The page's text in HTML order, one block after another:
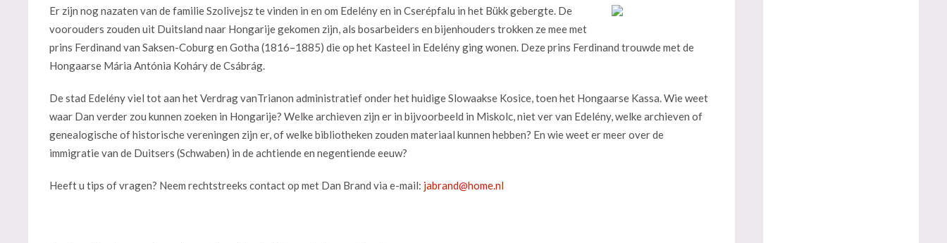
Er zijn nog nazaten van de familie Szolivejsz te vinden in en om Edelény en in Cserépfalu in het Bükk gebergte. De
voorouders zouden uit Duitsland naar Hongarije gekomen zijn, als bosarbeiders en bijenhouders trokken ze mee met
prins Ferdinand van Saksen-Coburg en Gotha (1816–1885) die op het Kasteel in Edelény ging wonen. Deze prins Ferdinand trouwde met de
Hongaarse Mária Antónia Koháry de Csábrág.
De stad Edelény viel tot aan het Verdrag vanTrianon administratief onder het huidige Slowaakse Kosice, toen het Hongaarse Kassa. Wie weet
waar Dan verder zou kunnen zoeken in Hongarije? Welke archieven zijn er in bijvoorbeeld in Miskolc, niet ver van Edelény, welke archieven of
genealogische of historische vereningen zijn er, of welke bibliotheken zouden materiaal kunnen hebben? En wie weet er meer over de
immigratie van de Duitsers (Schwaben) in de achtiende en negentiende eeuw?
Heeft u tips of vragen? Neem rechtstreeks contact op met Dan Brand via e-mail: